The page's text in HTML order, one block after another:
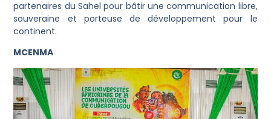
partenaires du Sahel pour bâtir une communication libre,
souveraine et porteuse de développement pour le
continent.
MCENMA